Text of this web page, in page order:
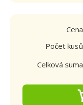
Cena
Počet kusů
Celková suma